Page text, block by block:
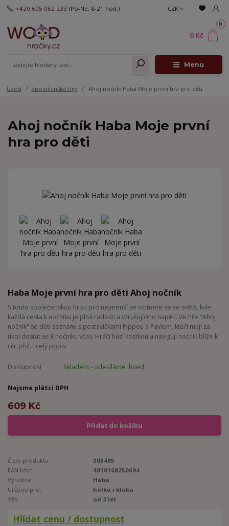
Menu
CZK
+420 605 062 233 (Po-Ne, 8-21 hod.)
0
0 Kč
Úvod Společenské hry Ahoj nočník Haba Moje první hra pro děti
Ahoj nočník Haba Moje první
hra pro děti
Haba Moje první hra pro děti Ahoj nočník
S touto společenskou hrou pro nejmenší se ocitnete se ve světě, kde
každá cesta k nočníku je plná radosti a vzrušujícího napětí. Ve hře "Ahoj
nočník" se děti seznámi s postavičkami Pippou a Pavlem, kteří mají za
úkol dostat se k nočníku včas. Hráči hází kostkou a navigují nočník blíže k
cíli, přič... celý popis
Dostupnost Skladem - odesíláme ihned
Nejsme plátci DPH
609 Kč
Přidat do košíku
Číslo produktu:
305485
EAN kód:
4010168250694
Výrobce:
Haba
Určeno pro:
holku i kluka
Věk:
od 2 let
Hlídat cenu / dostupnost